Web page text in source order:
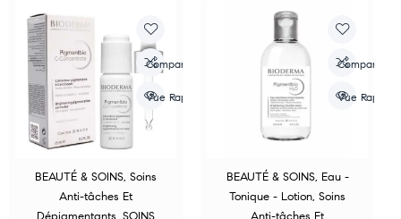
Compare
Vue Rapide
BEAUTÉ & SOINS, Soins
Anti-tâches Et
Compare
Vue Rapide
BEAUTÉ & SOINS, Eau -
Tonique - Lotion, Soins